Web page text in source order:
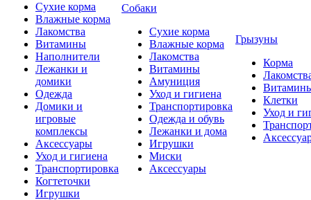
Сухие корма
Влажные корма
Лакомства
Витамины
Наполнители
Лежанки и
домики
Одежда
Домики и
игровые
комплексы
Аксессуары
Уход и гигиена
Транспортировка
Когтеточки
Игрушки
Собаки
Сухие корма
Влажные корма
Лакомства
Витамины
Амуниция
Уход и гигиена
Транспортировка
Одежда и обувь
Лежанки и дома
Игрушки
Миски
Аксессуары
Грызуны
Корма
Клетки
Уход и